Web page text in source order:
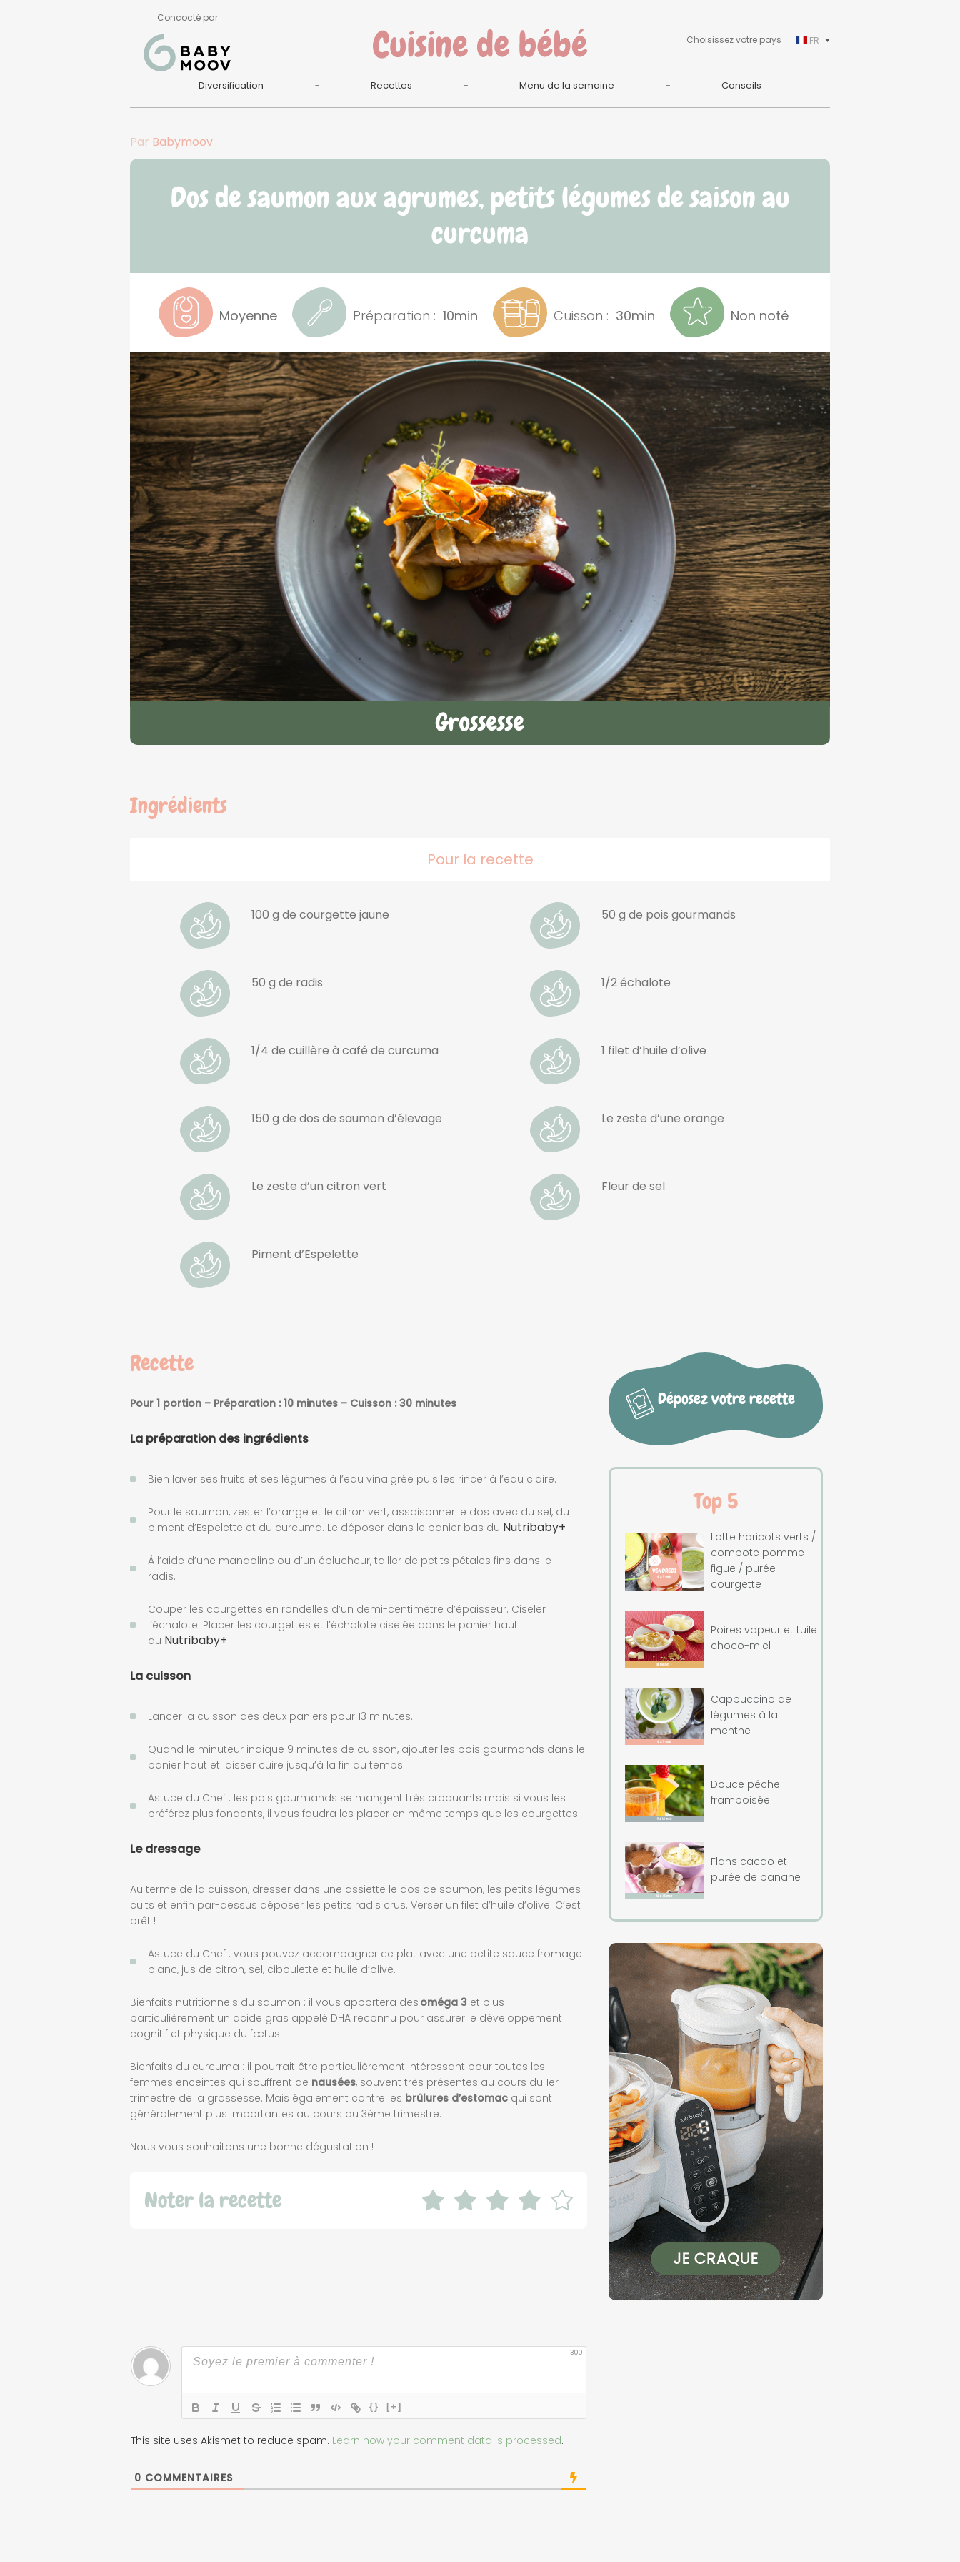
Concocté par
Choisissez votre pays
FR
Diversification Recettes Menu de la semaine Conseils
Par Babymoov
Dos de saumon aux agrumes, petits légumes de saison au
curcuma
Moyenne Préparation : 10min Cuisson : 30min Non noté
Ingrédients
Pour la recette
100 g de courgette jaune 50 g de pois gourmands
50 g de radis 1/2 échalote
1/4 de cuillère à café de curcuma 1 filet d’huile d’olive
150 g de dos de saumon d’élevage Le zeste d’une orange
Le zeste d’un citron vert Fleur de sel
Piment d’Espelette
Recette
Pour 1 portion – Préparation : 10 minutes – Cuisson : 30 minutes
La préparation des ingrédients
Bien laver ses fruits et ses légumes à l’eau vinaigrée puis les rincer à l’eau claire.
Pour le saumon, zester l’orange et le citron vert, assaisonner le dos avec du sel, du
piment d’Espelette et du curcuma. Le déposer dans le panier bas du Nutribaby+
À l’aide d’une mandoline ou d’un éplucheur, tailler de petits pétales fins dans le
radis.
Couper les courgettes en rondelles d’un demi-centimètre d’épaisseur. Ciseler
l’échalote. Placer les courgettes et l’échalote ciselée dans le panier haut
du Nutribaby+ .
La cuisson
Lancer la cuisson des deux paniers pour 13 minutes.
Quand le minuteur indique 9 minutes de cuisson, ajouter les pois gourmands dans le
panier haut et laisser cuire jusqu’à la fin du temps.
Astuce du Chef : les pois gourmands se mangent très croquants mais si vous les
préférez plus fondants, il vous faudra les placer en même temps que les courgettes.
Le dressage
Au terme de la cuisson, dresser dans une assiette le dos de saumon, les petits légumes
cuits et enfin par-dessus déposer les petits radis crus. Verser un filet d’huile d’olive. C’est
prêt !
Astuce du Chef : vous pouvez accompagner ce plat avec une petite sauce fromage
blanc, jus de citron, sel, ciboulette et huile d’olive.
Bienfaits nutritionnels du saumon : il vous apportera des oméga 3 et plus
particulièrement un acide gras appelé DHA reconnu pour assurer le développement
cognitif et physique du fœtus.
Bienfaits du curcuma : il pourrait être particulièrement intéressant pour toutes les
femmes enceintes qui souffrent de nausées, souvent très présentes au cours du 1er
trimestre de la grossesse. Mais également contre les brûlures d’estomac qui sont
généralement plus importantes au cours du 3ème trimestre.
Nous vous souhaitons une bonne dégustation !
Noter la recette
300
{} [+]
This site uses Akismet to reduce spam. Learn how your comment data is processed.
0 COMMENTAIRES
Déposez votre recette
Top 5
Lotte haricots verts /
compote pomme
figue / purée
courgette
Poires vapeur et tuile
choco-miel
Cappuccino de
légumes à la
menthe
Douce pêche
framboisée
Flans cacao et
purée de banane